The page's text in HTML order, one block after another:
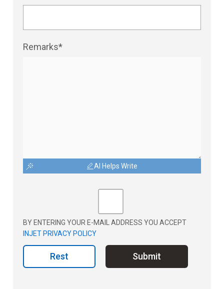
Remarks*
AI Helps Write
BY ENTERING YOUR E-MAIL ADDRESS YOU ACCEPT
INJET PRIVACY POLICY
Rest Submit